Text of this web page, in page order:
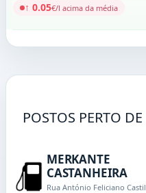
↑ 0.05€/l acima da média
POSTOS PERTO DE
MERKANTE
CASTANHEIRA